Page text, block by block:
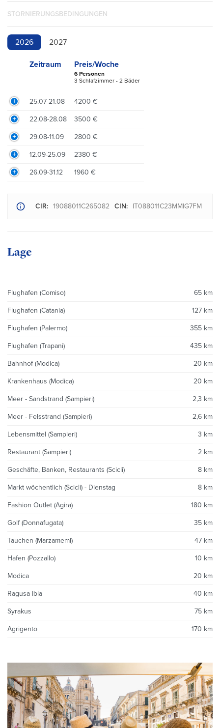
STORNIERUNGSBEDINGUNGEN
2026 2027
Zeitraum Preis/Woche
6 Personen
3 Schlafzimmer - 2 Bäder
25.07-21.08 4200 €
22.08-28.08 3500 €
29.08-11.09 2800 €
12.09-25.09 2380 €
26.09-31.12 1960 €
CIR: 19088011C265082 CIN: IT088011C23MMIG7FM
Lage
Flughafen (Comiso) 65 km
Flughafen (Catania) 127 km
Flughafen (Palermo) 355 km
Flughafen (Trapani) 435 km
Bahnhof (Modica) 20 km
Krankenhaus (Modica) 20 km
Meer - Sandstrand (Sampieri) 2,3 km
Meer - Felsstrand (Sampieri) 2,6 km
Lebensmittel (Sampieri) 3 km
Restaurant (Sampieri) 2 km
Geschäfte, Banken, Restaurants (Scicli) 8 km
Markt wöchentlich (Scicli) - Dienstag 8 km
Fashion Outlet (Agira) 180 km
Golf (Donnafugata) 35 km
Tauchen (Marzamemi) 47 km
Hafen (Pozzallo) 10 km
Modica 20 km
Ragusa Ibla 40 km
Syrakus 75 km
Agrigento 170 km